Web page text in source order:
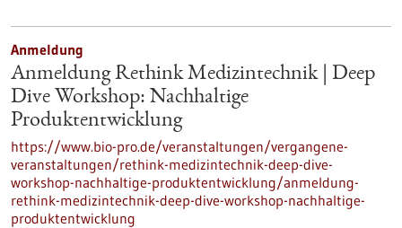
Anmeldung
Anmeldung Rethink Medizintechnik | Deep
Dive Workshop: Nachhaltige
Produktentwicklung
https://www.bio-pro.de/veranstaltungen/vergangene-
veranstaltungen/rethink-medizintechnik-deep-dive-
workshop-nachhaltige-produktentwicklung/anmeldung-
rethink-medizintechnik-deep-dive-workshop-nachhaltige-
produktentwicklung